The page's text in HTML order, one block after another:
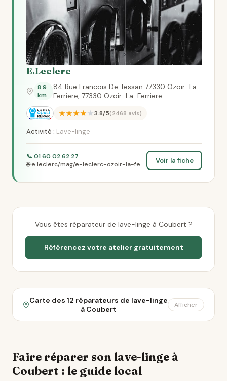
E.Leclerc
8.9
km
84 Rue Francois De Tessan 77330 Ozoir-La-
Ferriere, 77330 Ozoir-La-Ferriere
★★★★★3.8/5(2468 avis)
Activité : Lave-linge
📞 01 60 02 62 27
🌐 e.leclerc/mag/e-leclerc-ozoir-la-fe
Voir la fiche
Vous êtes réparateur de lave-linge à Coubert ?
Référencez votre atelier gratuitement
Carte des 12 réparateurs de lave-linge
à Coubert
Afficher
Faire réparer son lave-linge à
Coubert : le guide local